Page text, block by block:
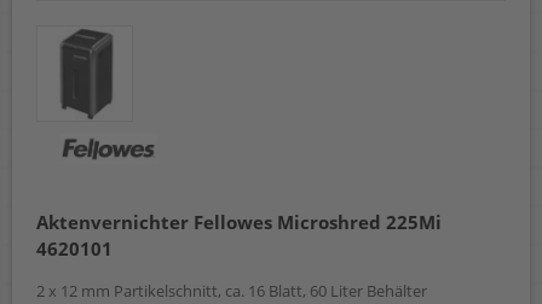
Aktenvernichter Fellowes Microshred 225Mi
4620101
2 x 12 mm Partikelschnitt, ca. 16 Blatt, 60 Liter Behälter